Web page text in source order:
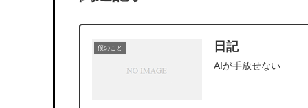
僕のこと 日記
AIが手放せない